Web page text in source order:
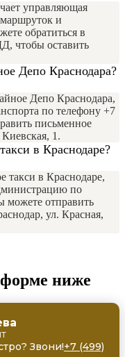
управляющая
маршруток и
обратиться в
чтобы оставить
Депо Краснодара?
Депо Краснодара,
по телефону +7
письменное
1.
в Краснодаре?
такси в Краснодаре,
по
можете отправить
ул. Красная,
ниже